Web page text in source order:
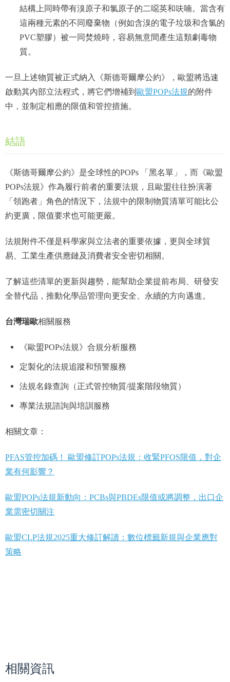
結構上同時帶有溴原子和氯原子的二噁英和呋喃。當含有
這兩種元素的不同廢棄物（例如含溴的電子垃圾和含氯的
PVC塑膠）被一同焚燒時，容易無意間產生這類劇毒物
質。
一旦上述物質被正式納入《斯德哥爾摩公約》，歐盟將迅速
啟動其內部立法程式，將它們增補到 歐盟POPs法規的附件
中，並制定相應的限值和管控措施。
結語
《斯德哥爾摩公約》是全球性的POPs 「黑名單」，而《歐盟
POPs法規》作為履行前者的重要法規，且歐盟往往扮演著
「領跑者」角色的情況下，法規中的限制物質清單可能比公
約更廣，限值要求也可能更嚴。
法規附件不僅是科學家與立法者的重要依據，更與全球貿
易、工業生產供應鏈及消費者安全密切相關。
了解這些清單的更新與趨勢，能幫助企業提前布局、研發安
全替代品，推動化學品管理向更安全、永續的方向邁進。
台灣瑞歐相關服務
《歐盟POPs法規》合規分析服務
定製化的法規追蹤和預警服務
法規名錄查詢（正式管控物質/提案階段物質）
專業法規諮詢與培訓服務
相關文章：
PFAS管控加碼！ 歐盟修訂POPs法規：收緊PFOS限值，對企
業有何影響？
歐盟POPs法規新動向：PCBs與PBDEs限值或將調整，出口企
業需密切關注
歐盟CLP法規2025重大修訂解讀：數位標籤新規與企業應對
策略
相關資訊